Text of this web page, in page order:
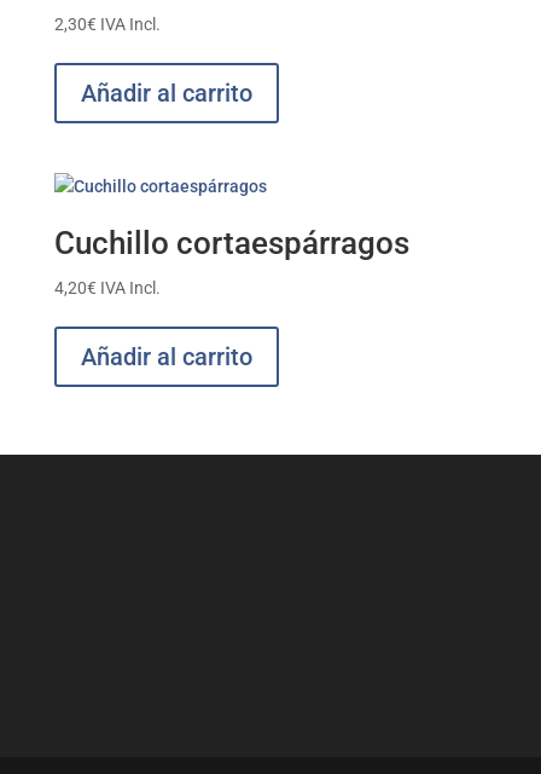
2,30€ IVA Incl.
Añadir al carrito
Cuchillo cortaespárragos
4,20€ IVA Incl.
Añadir al carrito